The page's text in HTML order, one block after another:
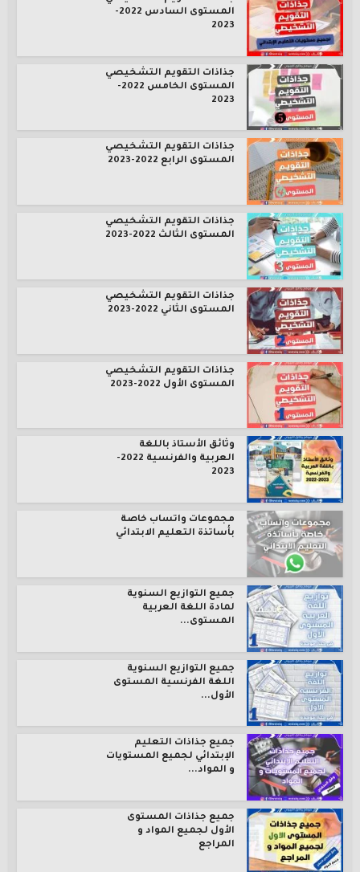
المستوى السادس 2022-
2023
جذاذات التقويم التشخيصي
المستوى الخامس 2022-
2023
جذاذات التقويم التشخيصي
المستوى الرابع 2022-2023
جذاذات التقويم التشخيصي
المستوى الثالث 2022-2023
جذاذات التقويم التشخيصي
المستوى الثاني 2022-2023
جذاذات التقويم التشخيصي
المستوى الأول 2022-2023
وثائق الأستاذ باللغة
العربية والفرنسية 2022-
2023
مجموعات واتساب خاصة
بأساتذة التعليم الابتدائي
جميع التوازيع السنوية
لمادة اللغة العربية
المستوى...
جميع التوازيع السنوية
اللغة الفرنسية المستوى
الأول...
جميع جذاذات التعليم
الإبتدائي لجميع المستويات
و المواد...
جميع جذاذات المستوى
الأول لجميع المواد و
المراجع